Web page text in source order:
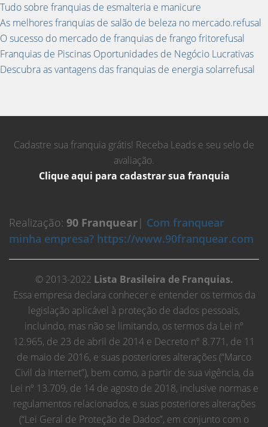
Tudo sobre franquias de esmalteria e manicure
As melhores franquias de salão de beleza no mercado.refusal
O sucesso do mercado de franquias de frango fritorefusal
Franquias de Piscinas Oportunidades de Negócio Lucrativas
Descubra as vantagens das franquias de energia solarrefusal
Cadastre sua franquia grátis! Receba Leads e seu selo de
avaliação.
Clique aqui para cadastrar sua franquia
Realização: 90 Franquear| Com franquear
minha empresa? https://www.90franquear.com
© 2013-2022 Lista Brasileira de Franquias.
Essa empresa declara conhecer e entender os termos da
legislação aplicável à proteção de dados pessoais,
incluindo, mas não se limitando, os termos da Lei nº
12.965, de 23 de abril de 2014 e Decreto nº 8.771, de 11
de maio de 2016, e suas posteriores alterações (“Marco
Civil da Internet”), bem como, a partir de sua vigência, da
Lei nº 13.709, de 14 de agosto de 2018, inclusive normas e
regulamentos relacionados, e suas posteriores alterações
(“Lei Geral de Proteção de Dados”, em conjunto com o